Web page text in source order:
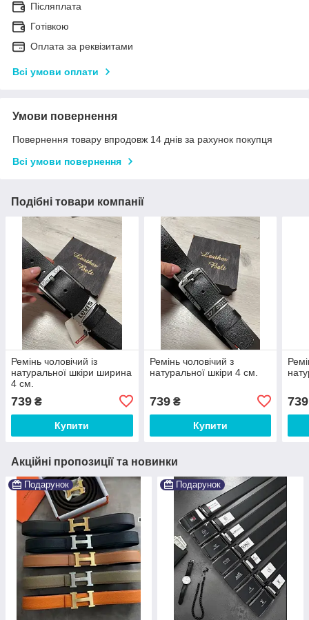
Післяплата
Готівкою
Оплата за реквізитами
Всі умови оплати
Умови повернення
Повернення товару впродовж 14 днів за рахунок покупця
Всі умови повернення
Подібні товари компанії
Ремінь чоловічий із
натуральної шкіри ширина
4 см.
739 ₴
Купити
Ремінь чоловічий з
натуральної шкіри 4 см.
739₴
Купити
739
Акційні пропозиції та новинки
Подарунок Подарунок